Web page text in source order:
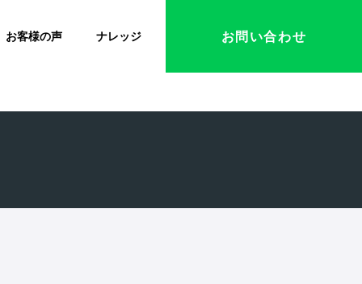
お客様の声 ナレッジ お問い合わせ